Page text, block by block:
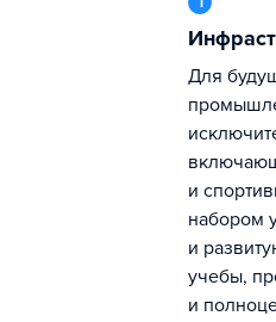
Для будущей элиты российской
и
набором
и
учебы,
и